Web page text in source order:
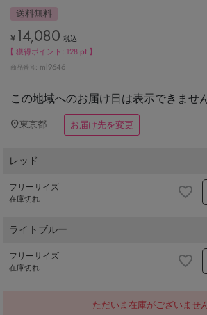
送料無料
¥ 14,080 税込
【 獲得ポイント: 128 pt 】
商品番号 ml9646
この地域へのお届け日は表示できませ
東京都 お届け先を変更
レッド
フリーサイズ
在庫切れ
ライトブルー
フリーサイズ
在庫切れ
ただいま在庫がございません